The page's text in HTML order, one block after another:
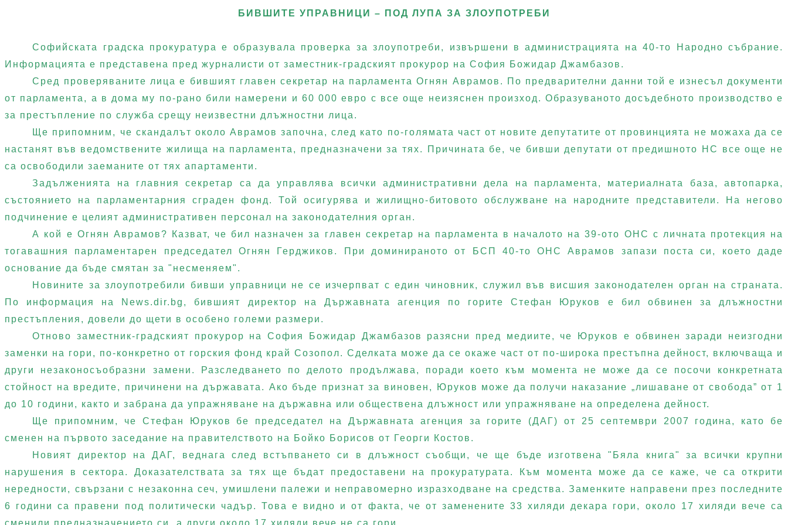
БИВШИТЕ УПРАВНИЦИ – ПОД ЛУПА ЗА ЗЛОУПОТРЕБИ
Софийската градска прокуратура е образувала проверка за злоупотреби, извършени в администрацията на40-то Народно събрание.
Информацията е представена пред журналисти от заместник-градският прокурор на София Божидар Джамбазов.
Сред проверяваните лица е бившият главен секретар на парламента Огнян Аврамов. По предварителни данни той е изнесъл документи
от парламента, а в дома му по-рано били намерени и 60 000 евро с все още неизяснен произход. Образуваното досъдебното производство е
за престъпление по служба срещу неизвестни длъжностни лица.
Ще припомним, че скандалът около Аврамов започна, след като по-голямата част от новите депутатите от провинцията не можаха да се
настанят във ведомствените жилища на парламента, предназначени за тях. Причината бе, че бивши депутати от предишното НС все още не
са освободили заеманите от тях апартаменти.
Задълженията на главния секретар са да управлява всички административни дела на парламента, материалната база, автопарка,
състоянието на парламентарния сграден фонд. Той осигурява и жилищно-битовото обслужване на народните представители. На негово
подчинение е целият административен персонал на законодателния орган.
А кой е Огнян Аврамов? Казват, че бил назначен за главен секретар на парламента в началото на 39-ото ОНС с личната протекция на
тогавашния парламентарен председател Огнян Герджиков. При доминираното от БСП 40-то ОНС Аврамов запази поста си, което даде
основание да бъде смятан за "несменяем".
Новините за злоупотребили бивши управници не се изчерпват с един чиновник, служил във висшия законодателен орган на страната.
По информация на Nеws.dir.bg, бившият директор на Държавната агенция по горите Стефан Юруков е бил обвинен за длъжностни
престъпления, довели до щети в особено големи размери.
Отново заместник-градският прокурор на София Божидар Джамбазов разясни пред медиите, че Юруков е обвинен заради неизгодни
заменки на гори, по-конкретно от горския фонд край Созопол. Сделката може да се окаже част от по-широка престъпна дейност, включваща и
други незаконосъобразни замени. Разследването по делото продължава, поради което към момента не може да се посочи конкретната
стойност на вредите, причинени на държавата. Ако бъде признат за виновен, Юруков може да получи наказание „лишаване от свобода” от 1
до 10 години, както и забрана да упражняване на държавна или обществена длъжност или упражняване на определена дейност.
Ще припомним, че Стефан Юруков бе председател на Държавната агенция за горите (ДАГ) от 25 септември 2007 година, като бе
сменен на първото заседание на правителството на Бойко Борисов от Георги Костов.
Новият директор на ДАГ, веднага след встъпването си в длъжност съобщи, че ще бъде изготвена "Бяла книга" за всички крупни
нарушения в сектора. Доказателствата за тях ще бъдат предоставени на прокуратурата. Към момента може да се каже, че са открити
нередности, свързани с незаконна сеч, умишлени палежи и неправомерно изразходване на средства. Заменките направени през последните
6 години са правени под политически чадър. Това е видно и от факта, че от заменените 33 хиляди декара гори, около 17 хиляди вече са
сменили предназначението си, а други около 17 хиляди вече не са гори.